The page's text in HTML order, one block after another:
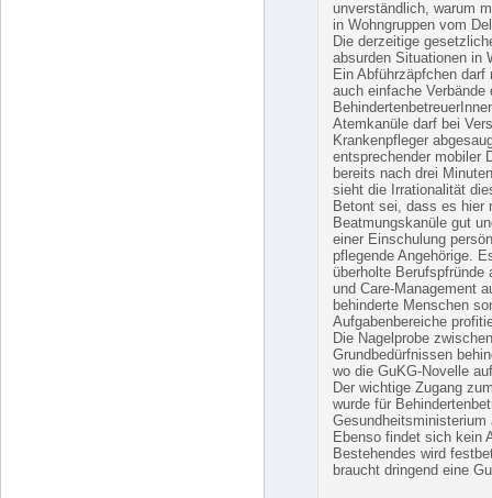
auch einfache
Atemkanüle darf bei
Krankenpfleger
entsprechender mobiler
bereits nach drei
sieht die Irrationalität
Betont sei, dass es hier
Beatmungskanüle gut
einer Einschulung
pflegende Angehörige.
überholte Berufspfründe
und Care-Management
behinderte Menschen
Aufgabenbereiche
Die Nagelprobe
Grundbedürfnissen
wo die GuKG-Novelle
Der wichtige Zugang
wurde für
Ebenso findet sich kein
Bestehendes wird
braucht dringend eine
Nachtrag: